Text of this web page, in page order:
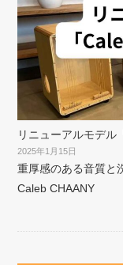
リニューアルモデル
2025年1月15日
重厚感のある音質と
Caleb CHAANY